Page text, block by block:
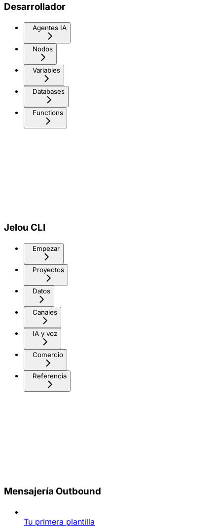
Desarrollador
Agentes IA
Nodos
Variables
Databases
Functions
Jelou CLI
Empezar
Proyectos
Datos
Canales
IA y voz
Comercio
Referencia
Mensajería Outbound
Tu primera plantilla